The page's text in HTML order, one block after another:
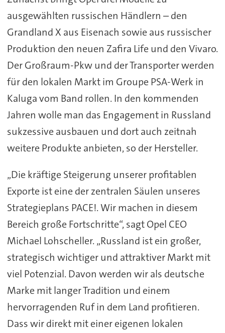
ausgewählten russischen Händlern – den
Grandland X aus Eisenach sowie aus russischer
Produktion den neuen Zafira Life und den Vivaro.
Der Großraum-Pkw und der Transporter werden
für den lokalen Markt im Groupe PSA-Werk in
Kaluga vom Band rollen. In den kommenden
Jahren wolle man das Engagement in Russland
sukzessive ausbauen und dort auch zeitnah
weitere Produkte anbieten, so der Hersteller.
„Die kräftige Steigerung unserer profitablen
Exporte ist eine der zentralen Säulen unseres
Strategieplans PACE!. Wir machen in diesem
Bereich große Fortschritte“, sagt Opel CEO
Michael Lohscheller. „Russland ist ein großer,
strategisch wichtiger und attraktiver Markt mit
viel Potenzial. Davon werden wir als deutsche
Marke mit langer Tradition und einem
hervorragenden Ruf in dem Land profitieren.
Dass wir direkt mit einer eigenen lokalen